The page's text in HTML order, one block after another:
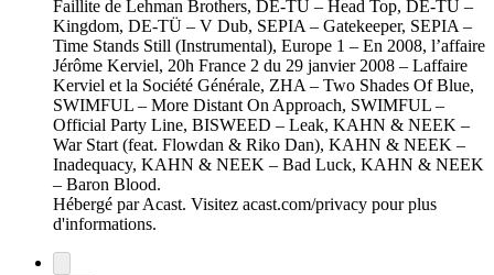
Faillite de Lehman Brothers, DE-TÜ – Head Top, DE-TÜ –
Kingdom, DE-TÜ – V Dub, SEPIA – Gatekeeper, SEPIA –
Time Stands Still (Instrumental), Europe 1 – En 2008, l’affaire
Jérôme Kerviel, 20h France 2 du 29 janvier 2008 – Laffaire
Kerviel et la Société Générale, ZHA – Two Shades Of Blue,
SWIMFUL – More Distant On Approach, SWIMFUL –
Official Party Line, BISWEED – Leak, KAHN & NEEK –
War Start (feat. Flowdan & Riko Dan), KAHN & NEEK –
Inadequacy, KAHN & NEEK – Bad Luck, KAHN & NEEK
– Baron Blood.
Hébergé par Acast. Visitez acast.com/privacy pour plus
d'informations.